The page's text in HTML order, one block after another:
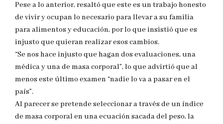
Pese a lo anterior, resaltó que este es un trabajo honesto
de vivir y ocupan lo necesario para llevar a su familia
para alimentos y educación, por lo que insistió que es
injusto que quieran realizar esos cambios.
“Se nos hace injusto que hagan dos evaluaciones, una
médica y una de masa corporal”, lo que advirtió que al
menos este último examen “nadie lo va a pasar en el
país”.
Al parecer se pretende seleccionar a través de un índice
de masa corporal en una ecuación sacada del peso, la